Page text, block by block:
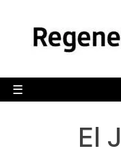
content
☰
El